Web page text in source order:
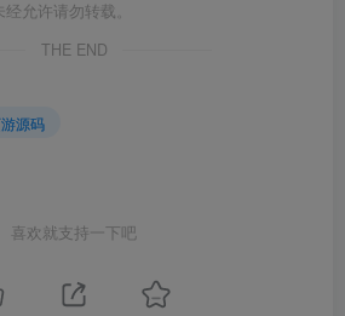
允许请勿转载。
THE END
源码
喜欢就支持一下吧